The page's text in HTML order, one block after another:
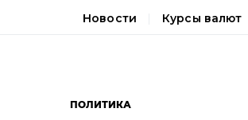
Новости Курсы валют
ПОЛИТИКА